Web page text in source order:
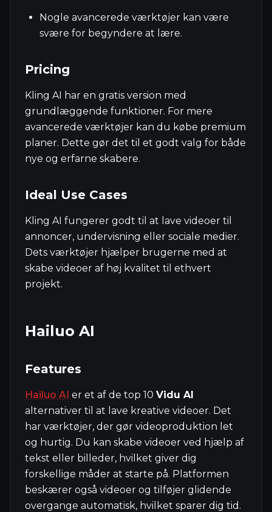
Nogle avancerede værktøjer kan være
svære for begyndere at lære.
Pricing
Kling AI har en gratis version med
grundlæggende funktioner. For mere
avancerede værktøjer kan du købe premium
planer. Dette gør det til et godt valg for både
nye og erfarne skabere.
Ideal Use Cases
Kling AI fungerer godt til at lave videoer til
annoncer, undervisning eller sociale medier.
Dets værktøjer hjælper brugerne med at
skabe videoer af høj kvalitet til ethvert
projekt.
Hailuo AI
Features
Hailuo AI er et af de top 10 Vidu AI
alternativer til at lave kreative videoer. Det
har værktøjer, der gør videoproduktion let
og hurtig. Du kan skabe videoer ved hjælp af
tekst eller billeder, hvilket giver dig
forskellige måder at starte på. Platformen
beskærer også videoer og tilføjer glidende
overgange automatisk, hvilket sparer dig tid.